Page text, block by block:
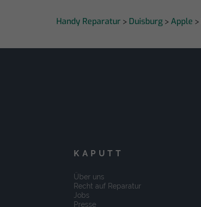
Handy Reparatur > Duisburg > Apple >
KAPUTT
Über uns
Recht auf Reparatur
Jobs
Presse